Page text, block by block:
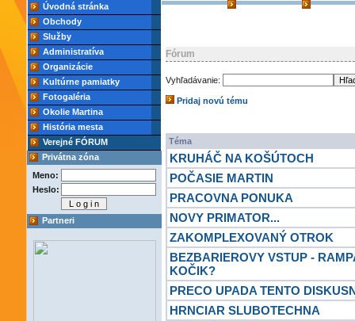
Úvodná stránka
Obchody
Služby
Administratíva
Organizácie
Kultúrne pamiatky
Fotogaléria
Okolie Martina
História mesta
Verejné FÓRUM
Privátna zóna
Meno:
Heslo:
Partneri
Fórum
Vyhľadávanie:
Pridaj novú tému
Téma
KRUHÁČ NA KOŠÚTOCH
POČASIE MARTIN
PRACOVNA PONUKA
NOVY PRIMATOR...
ZAKOMPLEXOVANÝ OTROK
BEZBARIEROVY VSTUP -
KOČIK?
PRECO UPADA TENTO
HRNCIAR SLUBOTECHNA